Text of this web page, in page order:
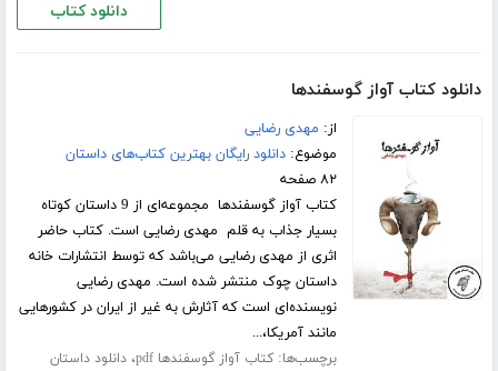
دانلود کتاب
دانلود کتاب آواز گوسفندها
از: مهدی رضایی
موضوع:دانلود رایگان بهترین کتاب‌های داستان
۸۲ صفحه
کتاب آواز گوسفندها مجموعه‌ای از 9 داستان کوتاه
بسیار جذاب به قلم مهدی رضایی است. کتاب حاضر
اثری از مهدی رضایی می‌باشد که توسط انتشارات خانه
داستان چوک منتشر شده است. مهدی رضایی
نویسنده‌ای است که آثارش به غیر از ایران در کشورهایی
مانند آمریکا،...
برچسب‌ها:کتاب آواز گوسفندها pdf ،دانلود داستان